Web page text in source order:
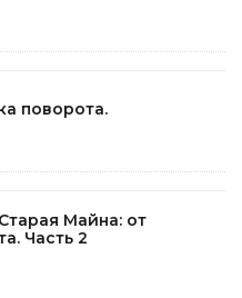
поворота.
Майна: от
Часть 2